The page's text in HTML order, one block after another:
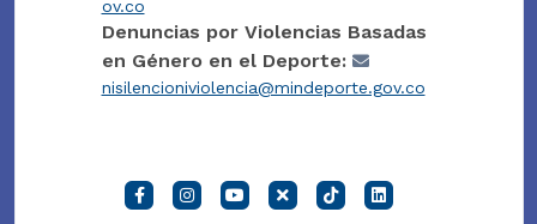
ov.co
Denuncias por Violencias Basadas
en Género en el Deporte:
nisilencioniviolencia@mindeporte.gov.co